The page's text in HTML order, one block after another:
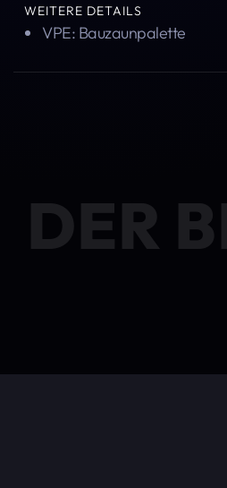
WEITERE DETAILS
VPE: Bauzaunpalette
DER